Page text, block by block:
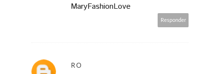
MaryFashionLove
Responder
RO